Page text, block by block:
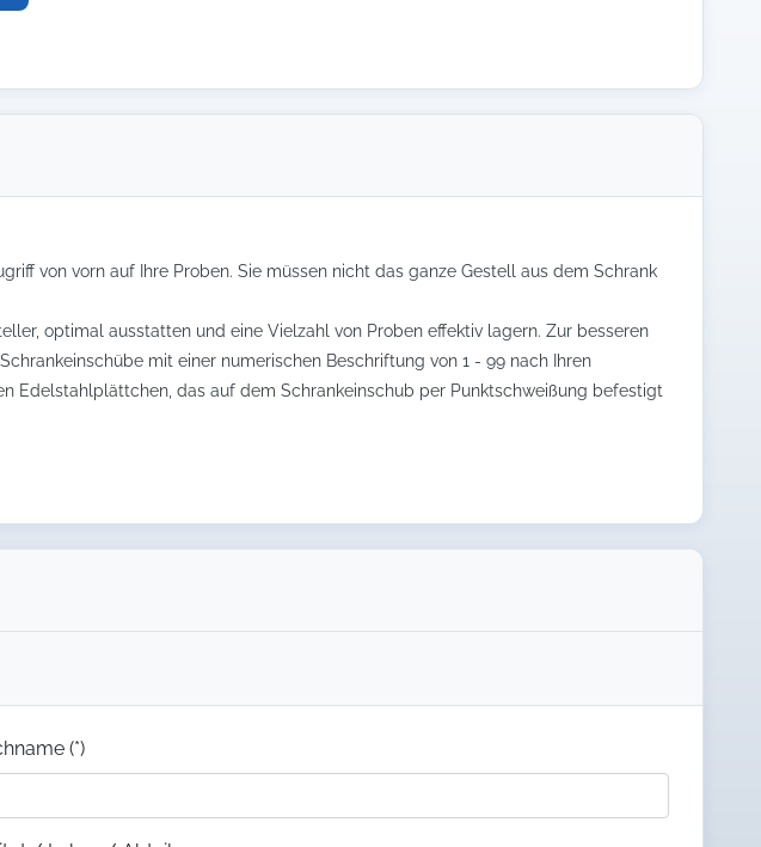
von vorn auf Ihre Proben. Sie müssen nicht das ganze Gestell aus dem Schrank
optimal ausstatten und eine Vielzahl von Proben effektiv lagern. Zur besseren
mit einer numerischen Beschriftung von 1 - 99 nach Ihren
Edelstahlplättchen, das auf dem Schrankeinschub per Punktschweißung befestigt
(*)